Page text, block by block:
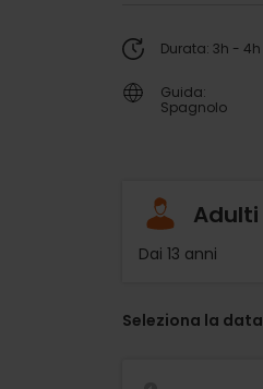
Durata: 3h - 4h
Guida:
Spagnolo
Adulti
Dai 13 anni
Seleziona la data